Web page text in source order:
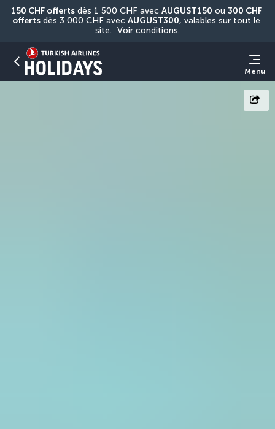
150 CHF offerts dès 1 500 CHF avec AUGUST150 ou 300 CHF
offerts dès 3 000 CHF avec AUGUST300, valables sur tout le
site. Voir conditions.
Menu